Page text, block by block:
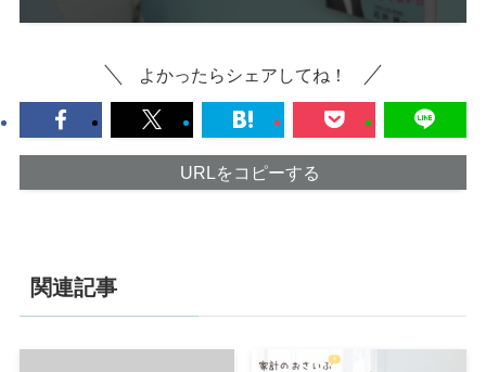
よかったらシェアしてね！
URLをコピーする
関連記事